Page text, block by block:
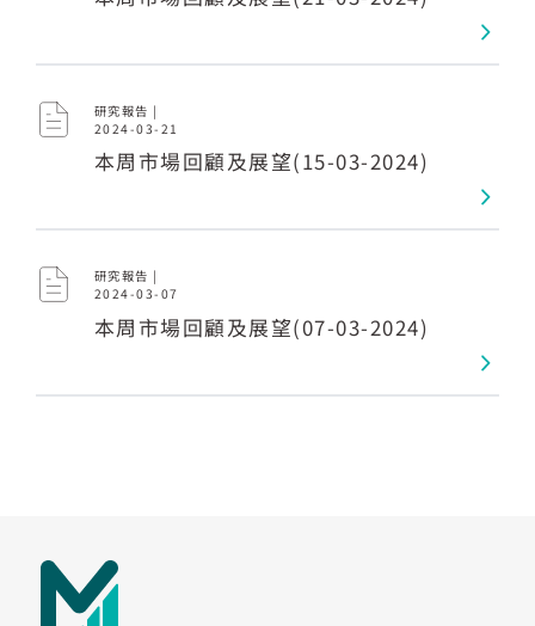
研究報告 |
2024-03-21
本周市場回顧及展望(15-03-2024)
研究報告 |
2024-03-07
本周市場回顧及展望(07-03-2024)